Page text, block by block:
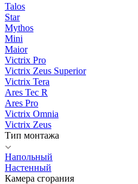
Talos
Star
Mythos
Mini
Maior
Victrix Pro
Victrix Zeus Superior
Victrix Tera
Ares Tec R
Ares Pro
Victrix Omnia
Victrix Zeus
Тип монтажа
Напольный
Настенный
Камера сгорания